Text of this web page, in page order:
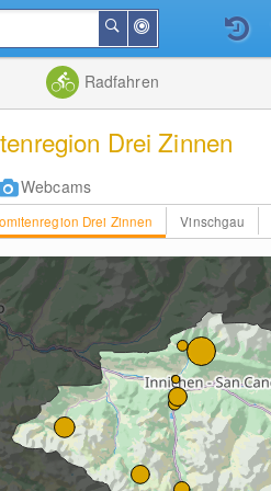
der
Nähe
Suchen
Radfahren
Drei Zinnen
Webcams
Drei Zinnen Vinschgau